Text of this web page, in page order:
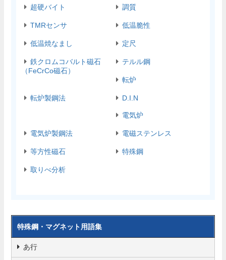
超硬バイト 調質
TMRセンサ 低温脆性
低温焼なまし 定尺
鉄クロムコバルト磁石
（FeCrCo磁石）
テルル鋼
転炉
転炉製鋼法 D.I.N
電気炉
電気炉製鋼法 電磁ステンレス
等方性磁石 特殊鋼
取りべ分析
特殊鋼・マグネット用語集
あ行